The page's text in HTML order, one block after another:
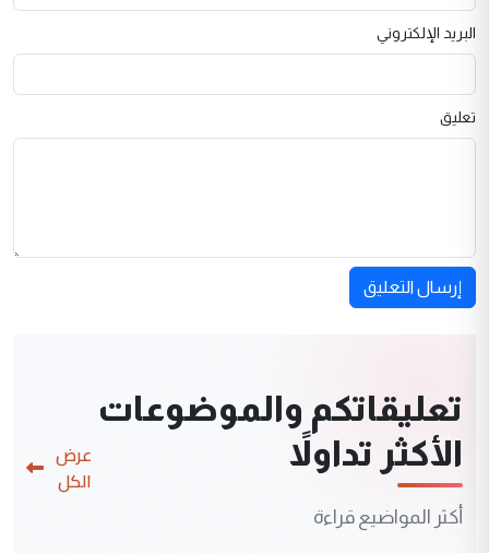
البريد الإلكتروني
تعليق
إرسال التعليق
تعليقاتكم والموضوعات
الأكثر تداولاً
أكثر المواضيع قراءة
عرض
الكل